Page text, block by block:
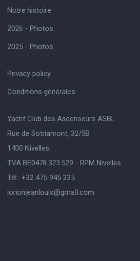
Notre histoire
2026 - Photos
2025 - Photos
Privacy policy
Conditions générales
Yacht Club des Ascenseurs ASBL
Rue de Sotriamont, 32/5B
1400 Nivelles
TVA BE0478.323.529 - RPM Nivelles
Tél.: +32 475 945 235
jorionjeanlouis@gmaIl.com